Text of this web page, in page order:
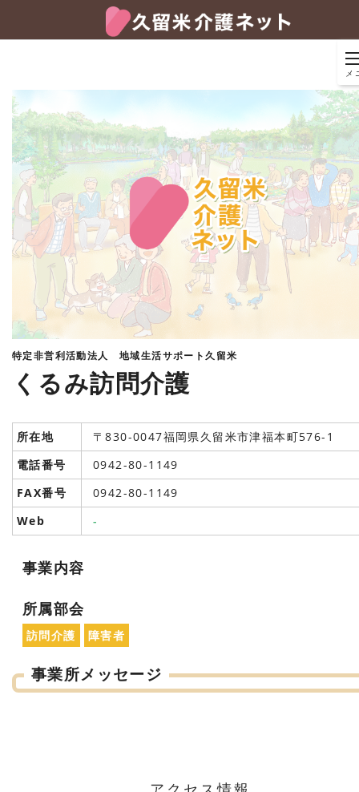
メ
特定非営利活動法人 地域生活サポート久留米
くるみ訪問介護
所在地
〒830-0047福岡県久留米市津福本町576-1
電話番号
0942-80-1149
FAX番号
0942-80-1149
Web
-
事業内容
所属部会
訪問介護 障害者
事業所メッセージ